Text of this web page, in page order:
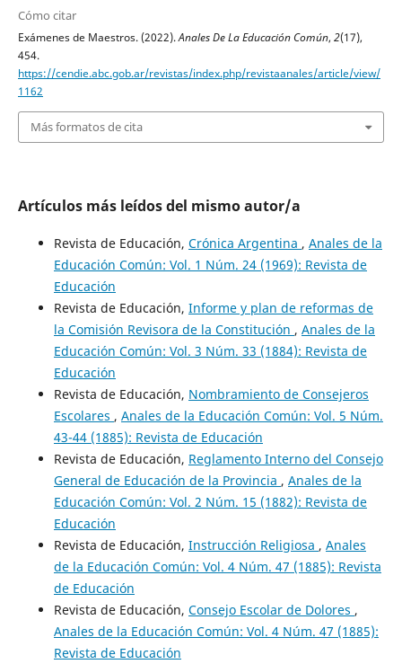
Cómo citar
Exámenes de Maestros. (2022).Anales De La Educación Común, 2(17),
454.
https://cendie.abc.gob.ar/revistas/index.php/revistaanales/article/view/
1162
Más formatos de cita
Artículos más leídos del mismo autor/a
Revista de Educación, Crónica Argentina , Anales de la
Educación Común: Vol. 1 Núm. 24 (1969): Revista de
Educación
Revista de Educación, Informe y plan de reformas de
la Comisión Revisora de la Constitución , Anales de la
Educación Común: Vol. 3 Núm. 33 (1884): Revista de
Educación
Revista de Educación, Nombramiento de Consejeros
Escolares , Anales de la Educación Común: Vol. 5 Núm.
43-44 (1885): Revista de Educación
Revista de Educación, Reglamento Interno del Consejo
General de Educación de la Provincia , Anales de la
Educación Común: Vol. 2 Núm. 15 (1882): Revista de
Educación
Revista de Educación, Instrucción Religiosa , Anales
de la Educación Común: Vol. 4 Núm. 47 (1885): Revista
de Educación
Revista de Educación, Consejo Escolar de Dolores ,
Anales de la Educación Común: Vol. 4 Núm. 47 (1885):
Revista de Educación